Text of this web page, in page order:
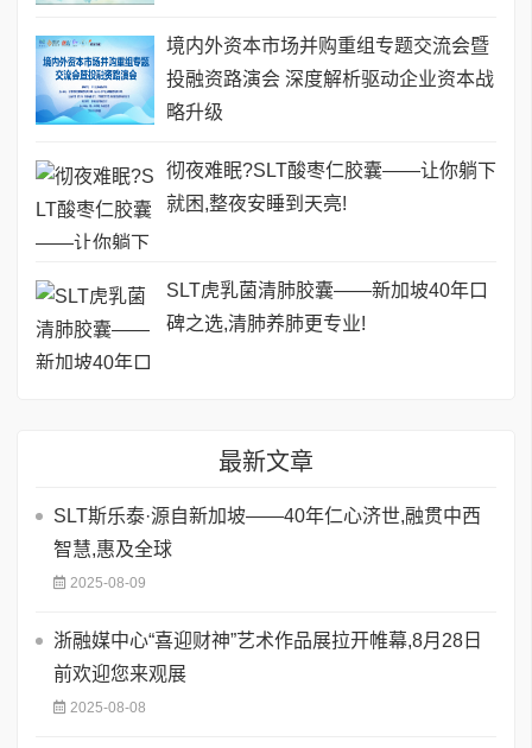
境内外资本市场并购重组专题交流会暨
投融资路演会 深度解析驱动企业资本战
略升级
彻夜难眠?SLT酸枣仁胶囊——让你躺下
就困,整夜安睡到天亮!
SLT虎乳菌清肺胶囊——新加坡40年口
碑之选,清肺养肺更专业!
最新文章
SLT斯乐泰·源自新加坡——40年仁心济世,融贯中西
智慧,惠及全球
2025-08-09
浙融媒中心“喜迎财神”艺术作品展拉开帷幕,8月28日
前欢迎您来观展
2025-08-08